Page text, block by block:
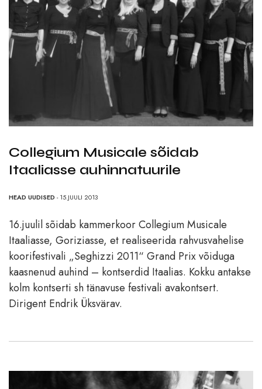
Collegium Musicale sõidab
Itaaliasse auhinnatuurile
HEAD UUDISED - 15.JUULI 2013
16.juulil sõidab kammerkoor Collegium Musicale
Itaaliasse, Goriziasse, et realiseerida rahvusvahelise
koorifestivali „Seghizzi 2011“ Grand Prix võiduga
kaasnenud auhind – kontserdid Itaalias. Kokku antakse
kolm kontserti sh tänavuse festivali avakontsert.
Dirigent Endrik Üksvärav.